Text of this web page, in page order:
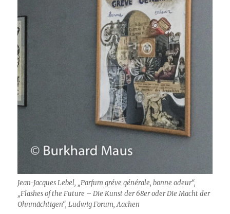
Jean-Jacques Lebel, „Parfum gréve générale, bonne odeur“,
„Flashes of the Future – Die Kunst der 68er oder Die Macht der
Ohnmächtigen“, Ludwig Forum, Aachen